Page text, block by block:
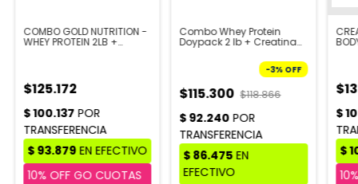
COMBO GOLD NUTRITION -
WHEY PROTEIN 2LB +
$125.172
Combo Whey Protein
Doypack 2 lb + Creatina
Doypack 300 gr + Shaker
- STAR NUTRITION | PRE
-3% OFF
$115.300 $118.866